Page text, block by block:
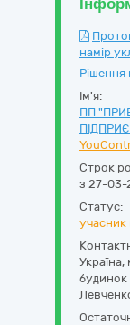
намір
Рішення
Ім'я:
ПП
Строк
з 27-
Статус:
учасник
Україна,
будинок